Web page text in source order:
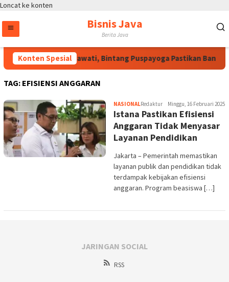
Loncat ke konten
Bisnis Java
Berita Java
Konten Spesial
Atas Arahan Megawati, Bintang Puspayoga Pastikan Bang
TAG: EFISIENSI ANGGARAN
NASIONALRedaktur Minggu, 16 Februari 2025
Istana Pastikan Efisiensi
Anggaran Tidak Menyasar
Layanan Pendidikan
Jakarta – Pemerintah memastikan
layanan publik dan pendidikan tidak
terdampak kebijakan efisiensi
anggaran. Program beasiswa […]
JARINGAN SOCIAL
RSS